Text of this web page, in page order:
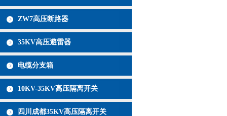
ZW7高压断路器
35KV高压避雷器
电缆分支箱
10KV-35KV高压隔离开关
四川成都35KV高压隔离开关